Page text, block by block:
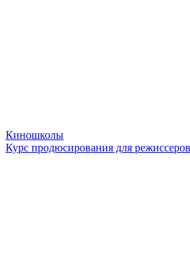
Киношколы
Курс продюсирования для режиссеров